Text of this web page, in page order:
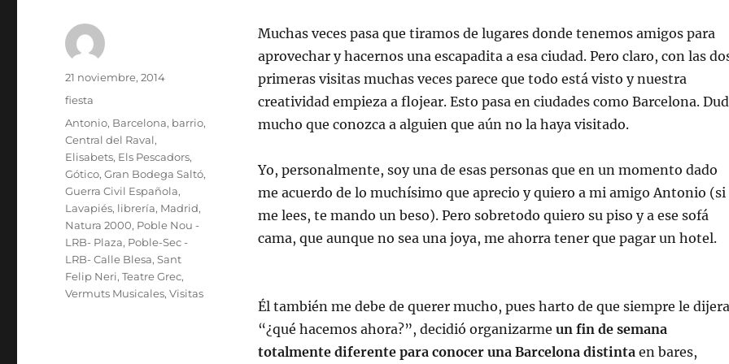
Muchas veces pasa que tiramos de lugares donde tenemos amigos para
aprovechar y hacernos una escapadita a esa ciudad. Pero claro, con las
primeras visitas muchas veces parece que todo está visto y nuestra
creatividad empieza a flojear. Esto pasa en ciudades como Barcelona.
mucho que conozca a alguien que aún no la haya visitado.
Yo, personalmente, soy una de esas personas que en un momento dado
me acuerdo de lo muchísimo que aprecio y quiero a mi amigo Antonio (si
me lees, te mando un beso). Pero sobretodo quiero su piso y a ese sofá
cama, que aunque no sea una joya, me ahorra tener que pagar un hotel.
Él también me debe de querer mucho, pues harto de que siempre le dijera
“¿qué hacemos ahora?”, decidió organizarme un fin de semana
totalmente diferente para conocer una Barcelona distintaen bares,
Autor
Publicado
el
21 noviembre, 2014
Categorías
fiesta
Etiquetas
Antonio, Barcelona, barrio,
Central del Raval,
Elisabets, Els Pescadors,
Gótico,Gran Bodega Saltó,
Guerra Civil Española,
Lavapiés, librería, Madrid,
Natura 2000, Poble Nou -
LRB- Plaza, Poble-Sec -
LRB- Calle Blesa,Sant
Felip Neri,Teatre Grec,
Vermuts Musicales,Visitas